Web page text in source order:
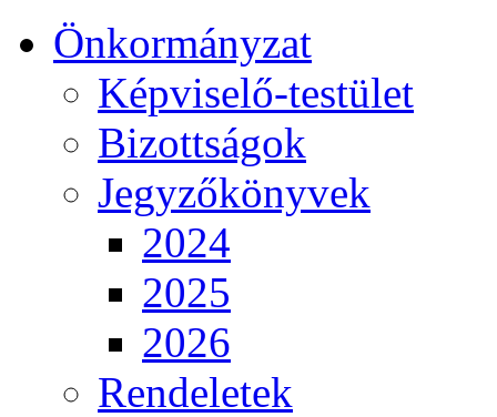
Önkormányzat
Képviselő-testület
Bizottságok
Jegyzőkönyvek
2024
2025
2026
Rendeletek